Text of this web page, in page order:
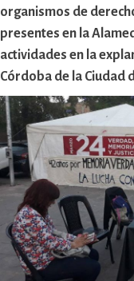
y durante la última
cívico-militar. El lugar
Centro Clandestino de
Tortura y Extermino más
importante del Gran
organismos de
presentes en la
actividades en la
Córdoba de la Ciudad